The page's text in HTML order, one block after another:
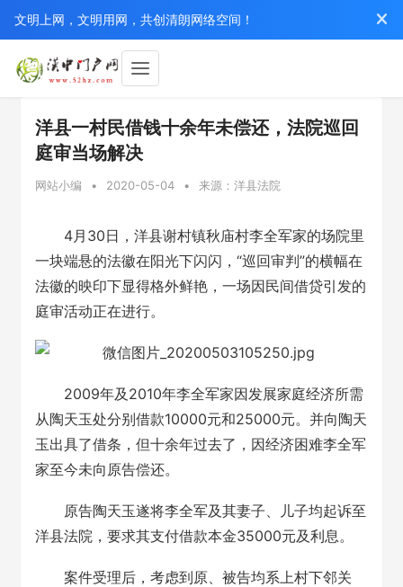
文明上网，文明用网，共创清朗网络空间！
洋县一村民借钱十余年未偿还，法院巡回
庭审当场解决
网站小编 • 2020-05-04 • 来源：洋县法院
4月30日，洋县谢村镇秋庙村李全军家的场院里
一块端悬的法徽在阳光下闪闪，“巡回审判”的横幅在
法徽的映印下显得格外鲜艳，一场因民间借贷引发的
庭审活动正在进行。
2009年及2010年李全军家因发展家庭经济所需
从陶天玉处分别借款10000元和25000元。并向陶天
玉出具了借条，但十余年过去了，因经济困难李全军
家至今未向原告偿还。
原告陶天玉遂将李全军及其妻子、儿子均起诉至
洋县法院，要求其支付借款本金35000元及利息。
案件受理后，考虑到原、被告均系上村下邻关